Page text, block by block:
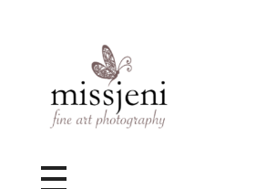
Bröllopsfotograf, Videograf, Porträttfotograf, Fotograf MissJeni, Sundsvall, Stockholm, Sverige
Bröllopsfotograf & Videograf baserad i Sundsvall, men gör uppdrag i hela landet.